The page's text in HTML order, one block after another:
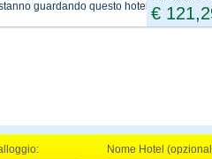
guardando questo hotel €
Nome Hotel